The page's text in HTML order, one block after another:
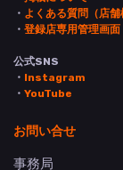
・ よくある質問（店舗
・ 登録店専用管理画面
公式SNS
・ Instagram
・ YouTube
お問い合せ
事務局